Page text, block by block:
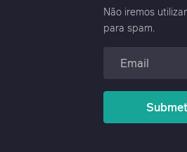
Não iremos
para spam.